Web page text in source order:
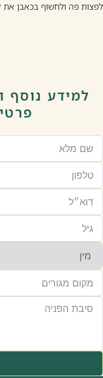
לפצות פה ולחשוף בכאבן את
למידע נוסף